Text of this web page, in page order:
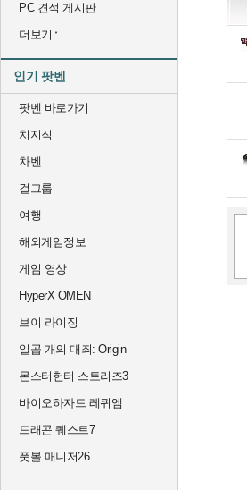
PC 견적 게시판
더보기
인기 팟벤
팟벤 바로가기
치지직
차벤
걸그룹
여행
해외게임정보
게임 영상
HyperX OMEN
브이 라이징
일곱 개의 대죄: Origin
몬스터헌터 스토리즈3
바이오하자드 레퀴엠
드래곤 퀘스트7
풋볼 매니저26